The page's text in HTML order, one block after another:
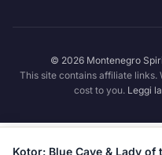
© 2026 Montenegro
This site contains affiliate links.
cost to you. Leggi